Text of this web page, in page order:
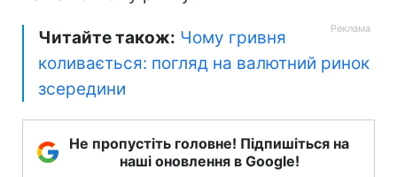
Читайте також: Чому гривня
коливається: погляд на валютний ринок
зсередини
Не пропустіть головне! Підпишіться на
наші оновлення в Google!